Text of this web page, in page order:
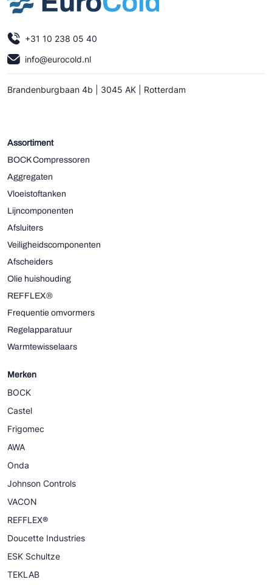
+31 10 238 05 40
info@eurocold.nl
Brandenburgbaan 4b | 3045 AK | Rotterdam
Assortiment
BOCK Compressoren
Aggregaten
Vloeistoftanken
Lijncomponenten
Afsluiters
Veiligheidscomponenten
Afscheiders
Olie huishouding
REFFLEX®
Frequentie omvormers
Regelapparatuur
Warmtewisselaars
Merken
BOCK
Castel
Frigomec
AWA
Onda
Johnson Controls
VACON
REFFLEX®
Doucette Industries
ESK Schultze
TEKLAB